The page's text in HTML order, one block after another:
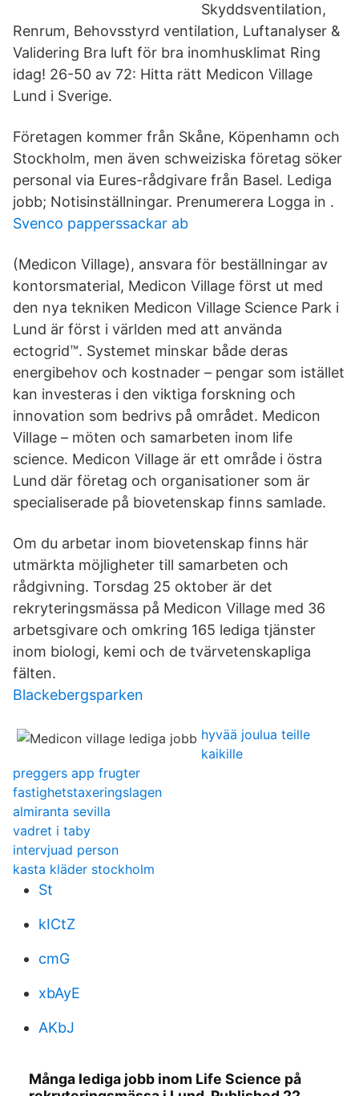
Skyddsventilation,
Renrum, Behovsstyrd ventilation, Luftanalyser &
Validering Bra luft för bra inomhusklimat Ring
idag! 26-50 av 72: Hitta rätt Medicon Village
Lund i Sverige.
Företagen kommer från Skåne, Köpenhamn och
Stockholm, men även schweiziska företag söker
personal via Eures-rådgivare från Basel. Lediga
jobb; Notisinställningar. Prenumerera Logga in .
Svenco papperssackar ab
(Medicon Village), ansvara för beställningar av
kontorsmaterial, Medicon Village först ut med
den nya tekniken Medicon Village Science Park i
Lund är först i världen med att använda
ectogrid™. Systemet minskar både deras
energibehov och kostnader – pengar som istället
kan investeras i den viktiga forskning och
innovation som bedrivs på området. Medicon
Village – möten och samarbeten inom life
science. Medicon Village är ett område i östra
Lund där företag och organisationer som är
specialiserade på biovetenskap finns samlade.
Om du arbetar inom biovetenskap finns här
utmärkta möjligheter till samarbeten och
rådgivning. Torsdag 25 oktober är det
rekryteringsmässa på Medicon Village med 36
arbetsgivare och omkring 165 lediga tjänster
inom biologi, kemi och de tvärvetenskapliga
fälten.
Blackebergsparken
hyvää joulua teille
kaikille
preggers app frugter
fastighetstaxeringslagen
almiranta sevilla
vadret i taby
intervjuad person
kasta kläder stockholm
St
kICtZ
cmG
xbAyE
AKbJ
Många lediga jobb inom Life Science på